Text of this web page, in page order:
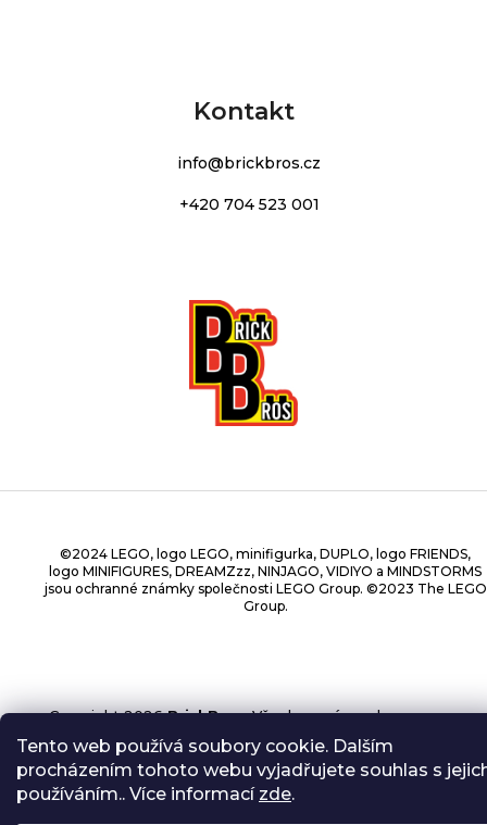
Tento web používá soubory cookie. Dalším
procházením tohoto webu vyjadřujete souhlas s
používáním.. Více informací zde.
Kontakt
info@brickbros.cz
+420 704 523 001
©2024 LEGO, logo LEGO, minifigurka, DUPLO, logo FRIENDS,
logo MINIFIGURES, DREAMZzz, NINJAGO, VIDIYO a MINDSTORMS
jsou ochranné známky společnosti LEGO Group. ©2023 The LEGO
Group.
Copyright 2026BrickBros. Všechna práva vyhrazena.